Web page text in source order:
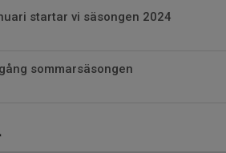
startar vi säsongen 2024
sommarsäsongen